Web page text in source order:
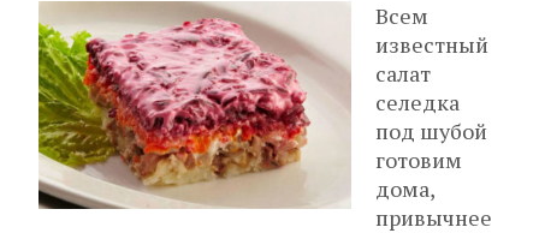
Всем
известный
салат
селедка
под шубой
готовим
дома,
привычнее